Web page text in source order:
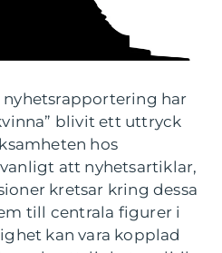
har
blivit ett uttryck
hos
att nyhetsartiklar,
kretsar kring dessa
till centrala figurer i
kan vara kopplad